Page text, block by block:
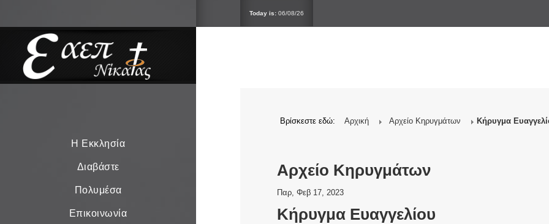
Η Εκκλησία
Διαβάστε
Πολυμέσα
Επικοινωνία
Today is:06/08/26
Βρίσκεστε εδώ: Αρχική Αρχείο Κηρυγμάτων Κήρυγμα
Αρχείο Κηρυγμάτων
Παρ, Φεβ 17, 2023
Κήρυγμα Ευαγγελίου